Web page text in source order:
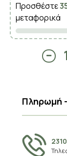
Προσθέστε
μεταφορικά
Πληρωμή